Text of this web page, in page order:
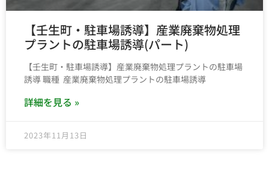
【壬生町・駐車場誘導】産業廃棄物処理
プラントの駐車場誘導(パート)
【壬生町・駐車場誘導】産業廃棄物処理プラントの駐車場
誘導 職種 産業廃棄物処理プラントの駐車場誘導
詳細を見る »
2023年11月13日